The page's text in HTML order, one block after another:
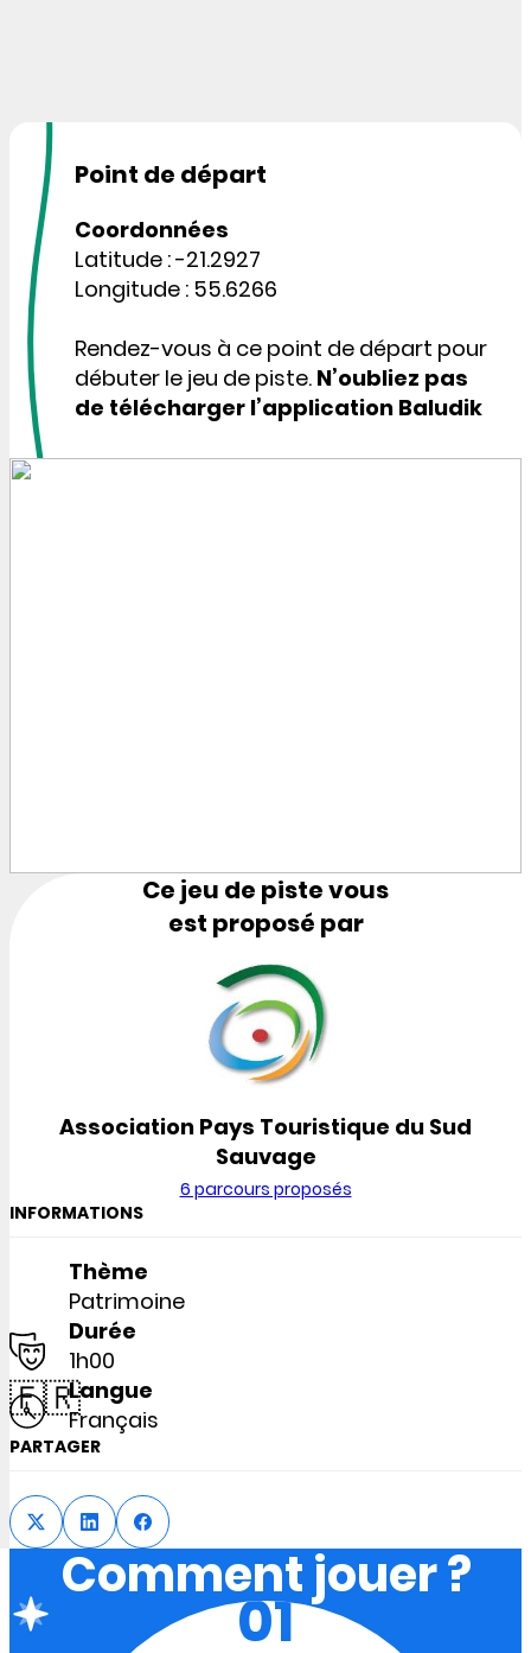
Point de départ
Coordonnées
Latitude : -21.2927
Longitude : 55.6266
Rendez-vous à ce point de départ pour
débuter le jeu de piste. N’oubliez pas
de télécharger l’application Baludik
Ce jeu de piste vous
est proposé par
Association Pays Touristique du Sud
Sauvage
6 parcours proposés
INFORMATIONS
Thème
Patrimoine
Durée
1h00
🇫🇷Langue
Français
PARTAGER
Comment jouer ?
01